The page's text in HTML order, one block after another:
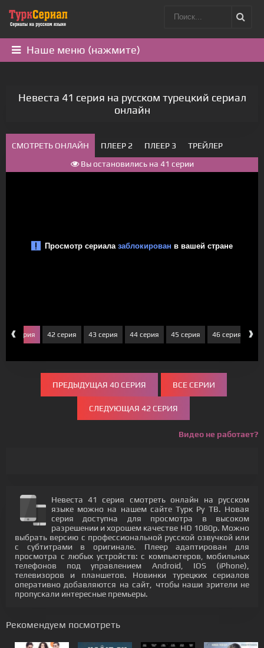
Наше меню (нажмите)
Невеста 41 серия на русском турецкий сериал
онлайн
СМОТРЕТЬ ОНЛАЙН ПЛЕЕР 2 ПЛЕЕР 3
ТРЕЙЛЕР
Вы остановились на 41 серии
‹
41 серия 42 серия 43 серия 44 серия 45 серия 46 серия ›
ПРЕДЫДУЩАЯ 40 СЕРИЯ ВСЕ СЕРИИ
СЛЕДУЮЩАЯ 42 СЕРИЯ
Видео не работает?
Невеста 41 серия смотреть онлайн на русском
языке можно на нашем сайте Турк Ру ТВ. Новая
серия доступна для просмотра в высоком
разрешении и хорошем качестве HD 1080p. Можно
выбрать версию с профессиональной русской озвучкой или
с субтитрами в оригинале. Плеер адаптирован для
просмотра с любых устройств: с компьютеров, мобильных
телефонов под управлением Android, IOS (iPhone),
телевизоров и планшетов. Новинки турецких сериалов
оперативно добавляются на сайт, чтобы наши зрители не
пропускали интересные премьеры.
Рекомендуем посмотреть